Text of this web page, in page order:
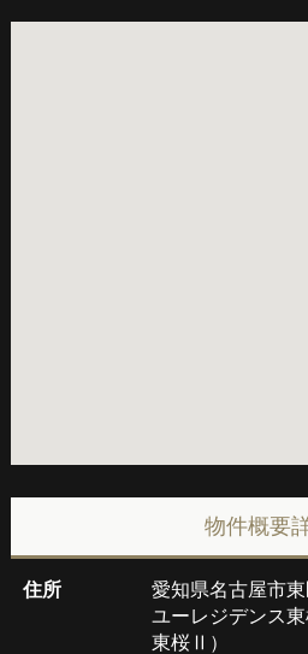
物件概要
住所
愛知県名古屋市
ユーレジデンス
東桜Ⅱ）